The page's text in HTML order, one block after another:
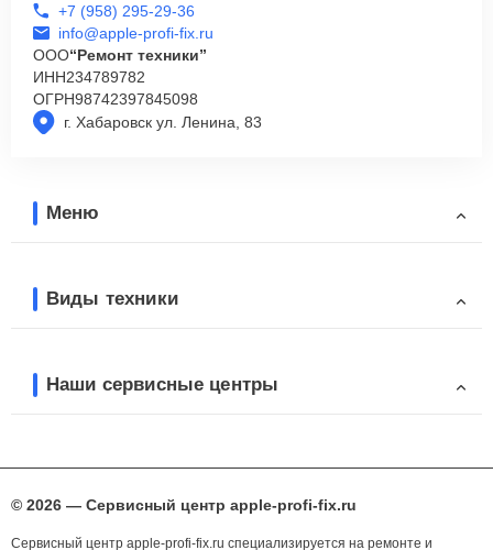
г. Хабаровск ул. Ленина, 83
+7 (958) 295-29-36
info@apple-profi-fix.ru
ООО“Ремонт техники”
ИНН234789782
ОГРН98742397845098
Меню
Виды техники
Наши сервисные центры
© 2026 — Сервисный центр apple-profi-fix.ru
Сервисный центр apple-profi-fix.ru специализируется на ремонте и